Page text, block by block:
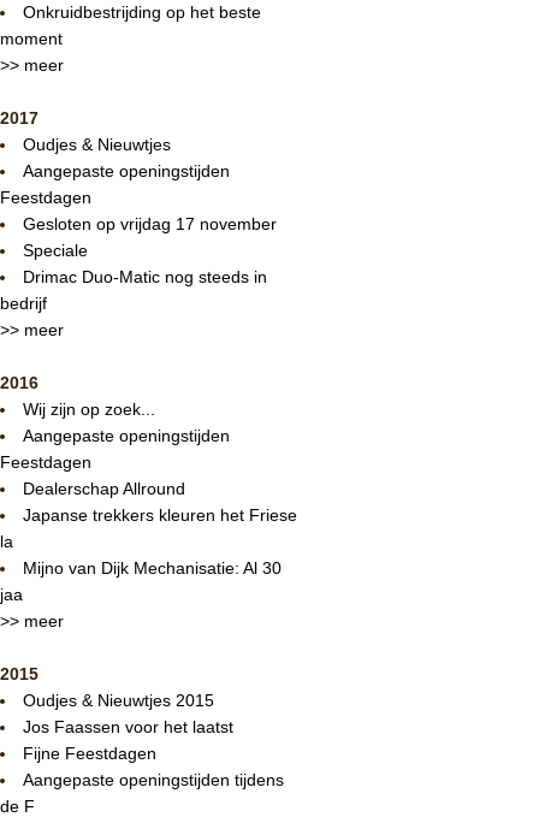
Onkruidbestrijding op het beste
moment
>> meer
2017
Oudjes & Nieuwtjes
Aangepaste openingstijden
Feestdagen
Gesloten op vrijdag 17 november
Speciale
Drimac Duo-Matic nog steeds in
bedrijf
>> meer
2016
Wij zijn op zoek...
Aangepaste openingstijden
Feestdagen
Dealerschap Allround
Japanse trekkers kleuren het Friese
la
Mijno van Dijk Mechanisatie: Al 30
jaa
>> meer
2015
Oudjes & Nieuwtjes 2015
Jos Faassen voor het laatst
Fijne Feestdagen
Aangepaste openingstijden tijdens
de F